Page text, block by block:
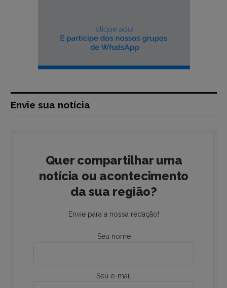
Envie sua notícia
Quer compartilhar uma
notícia ou acontecimento
da sua região?
Envie para a nossa redação!
Seu nome
Seu e-mail